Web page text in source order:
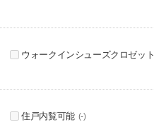
ウォークインシューズクロゼット
住戸内覧可能 (-)